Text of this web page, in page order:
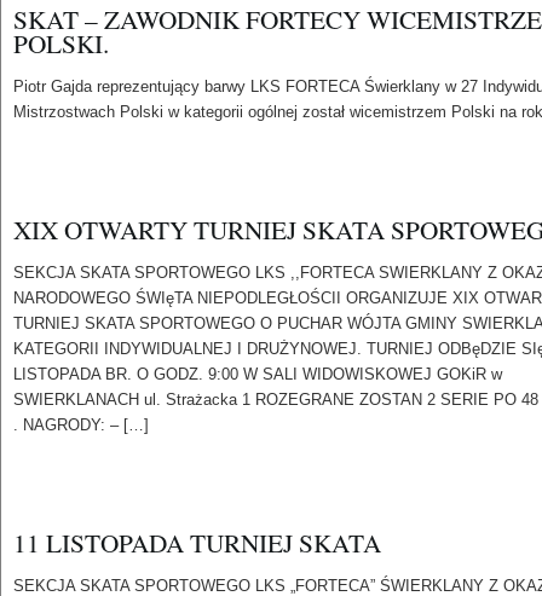
SKAT – ZAWODNIK FORTECY
POLSKI.
Piotr Gajda reprezentujący barwy LKS FORTECA Świerklany w 27
Mistrzostwach Polski w kategorii ogólnej został wicemistrzem Polski na
XIX OTWARTY TURNIEJ SKATA
SEKCJA SKATA SPORTOWEGO LKS ,,FORTECA SWIERKLANY Z
NARODOWEGO ŚWIęTA NIEPODLEGŁOŚCII ORGANIZUJE XIX
TURNIEJ SKATA SPORTOWEGO O PUCHAR WÓJTA GMINY
KATEGORII INDYWIDUALNEJ I DRUŻYNOWEJ. TURNIEJ ODBęDZIE
LISTOPADA BR. O GODZ. 9:00 W SALI WIDOWISKOWEJ GOKiR w
SWIERKLANACH ul. Strażacka 1 ROZEGRANE ZOSTAN 2 SERIE PO 48
. NAGRODY: – […]
11 LISTOPADA TURNIEJ SKATA
SEKCJA SKATA SPORTOWEGO LKS „FORTECA” ŚWIERKLANY Z